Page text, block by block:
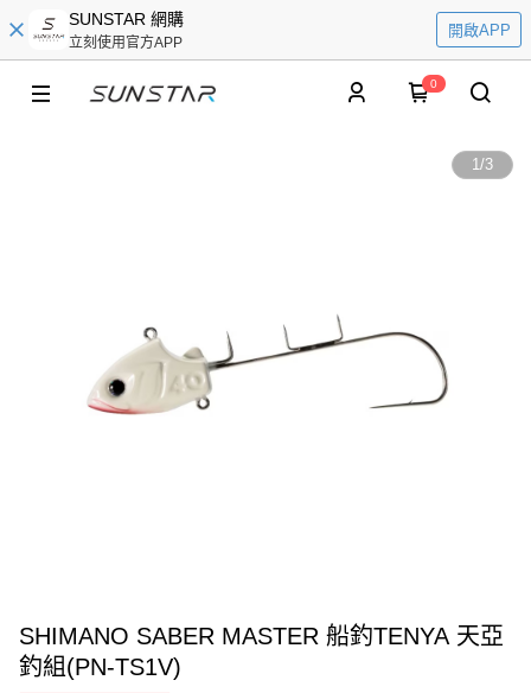
SUNSTAR 網購
立刻使用官方APP
開啟APP
0
1/3
SHIMANO SABER MASTER 船釣TENYA 天亞
釣組(PN-TS1V)